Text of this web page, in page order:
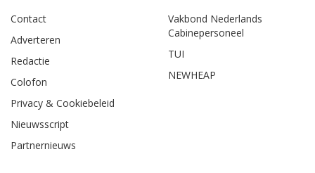
Contact
Adverteren
Redactie
Colofon
Privacy & Cookiebeleid
Nieuwsscript
Partnernieuws
Vakbond Nederlands
Cabinepersoneel
TUI
NEWHEAP